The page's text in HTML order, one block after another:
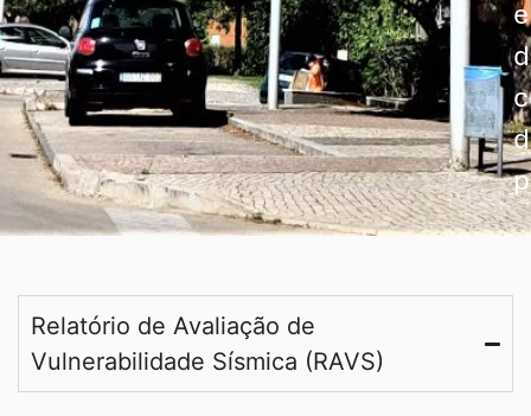
e
Relatório de Avaliação de
Vulnerabilidade Sísmica (RAVS)